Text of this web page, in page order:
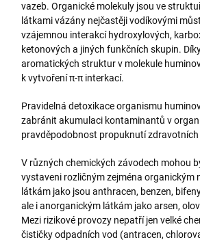
vazeb. Organické molekuly jsou ve
látkami vázány nejčastěji vodíkovými
vzájemnou interakcí hydroxylových,
ketonových a jiných funkčních skupin.
aromatických struktur v molekule
k vytvoření π-π interkací.
Pravidelná detoxikace organismu
zabránit akumulaci kontaminantů v
pravděpodobnost propuknutí zdravotních
V různých chemických závodech mohou
vystaveni rozličným zejména organickým
látkám jako jsou anthracen, benzen,
ale i anorganickým látkám jako arsen,
Mezi rizikové provozy nepatří jen velké
čističky odpadních vod (antracen,